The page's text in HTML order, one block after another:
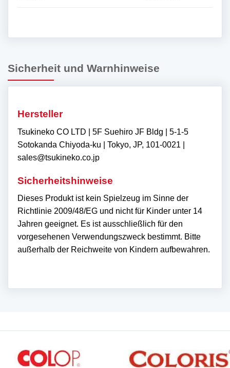
Sicherheit und Warnhinweise
Hersteller
Tsukineko CO LTD | 5F Suehiro JF Bldg | 5-1-5
Sotokanda Chiyoda-ku | Tokyo, JP, 101-0021 |
sales@tsukineko.co.jp
Sicherheitshinweise
Dieses Produkt ist kein Spielzeug im Sinne der
Richtlinie 2009/48/EG und nicht für Kinder unter 14
Jahren geeignet. Es ist ausschließlich für den
vorgesehenen Verwendungszweck bestimmt. Bitte
außerhalb der Reichweite von Kindern aufbewahren.